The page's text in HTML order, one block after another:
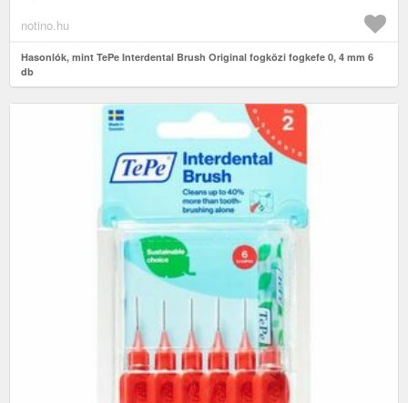
notino.hu
Hasonlók, mint TePe Interdental Brush Original fogközi fogkefe 0, 4 mm 6
db